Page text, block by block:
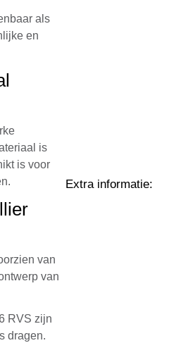
Extra informatie:
als
en
is
is voor
van
van
RVS zijn
dragen.